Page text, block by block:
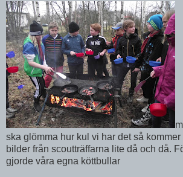
ska glömma hur kul vi har det så
bilder från scoutträffarna lite då och då.
gjorde våra egna köttbullar